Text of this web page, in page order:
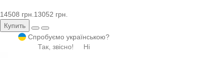
14508 грн. 13052 грн.
Купить
Спробуємо українською?
Так, звісно!
Ні